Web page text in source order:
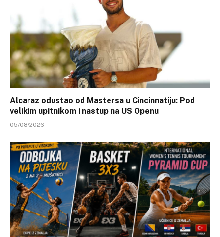
Alcaraz odustao od Mastersa u Cincinnatiju: Pod
velikim upitnikom i nastup na US Openu
05/08/2026